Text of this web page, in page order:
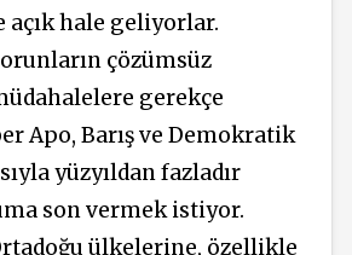
açık hale geliyorlar.
çözümsüz
gerekçe
Apo, Barış ve Demokratik
yüzyıldan fazladır
son vermek istiyor.
ülkelerine, özellikle